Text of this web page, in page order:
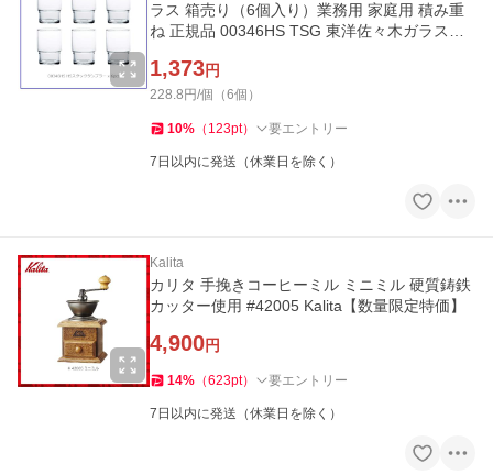
ラス 箱売り（6個入り）業務用 家庭用 積み重
ね 正規品 00346HS TSG 東洋佐々木ガラス
1,373円
228.8円/個（6個）
10% （ 123pt） 要エントリー
7日以内に発送（休業日を除く）
Kalita
カリタ 手挽きコーヒーミル ミニミル 硬質鋳鉄
カッター使用 #42005 Kalita【数量限定特価】
4,900円
14% （623pt） 要エントリー
7日以内に発送（休業日を除く）